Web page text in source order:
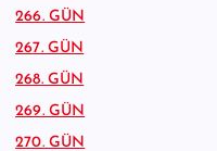
266. GÜN
267. GÜN
268. GÜN
269. GÜN
270. GÜN